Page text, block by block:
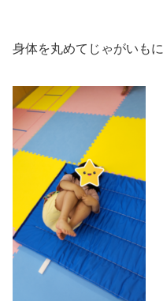
身体を丸めてじゃがいもに